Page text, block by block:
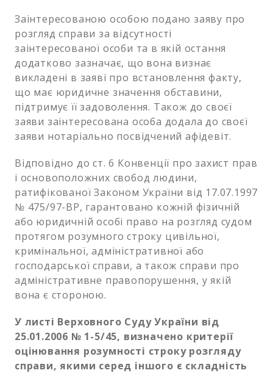
Заінтересованою особою подано заяву про
розгляд справи за відсутності
заінтересованої особи та в якій остання
додатково зазначає, що вона визнає
викладені в заяві про встановлення факту,
що має юридичне значення обставини,
підтримує її задоволення. Також до своєї
заяви заінтересована особа додала до своєї
заяви нотаріально посвідчений афідевіт.
Відповідно до ст. 6 Конвенції про захист прав
і основоположних свобод людини,
ратифікованої Законом України від 17.07.1997
№ 475/97-ВР, гарантовано кожній фізичній
або юридичній особі право на розгляд судом
протягом розумного строку цивільної,
кримінальної, адміністративної або
господарської справи, а також справи про
адміністративне правопорушення, у якій
вона є стороною.
У листі Верховного Суду України від
25.01.2006 № 1-5/45, визначено критерії
оцінювання розумності строку розгляду
справи, якими серед іншого є складність